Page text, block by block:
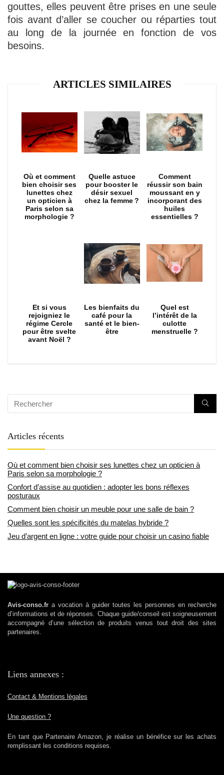
gouttes, elles peuvent être prises en une seule
fois avant d’aller se coucher ou réparties tout
au long de la journée en fonction de vos
besoins.
ARTICLES SIMILAIRES
Où et comment
bien choisir ses
lunettes chez
un opticien à
Paris selon sa
morphologie ?
Quelle astuce
pour booster le
désir sexuel
chez la femme ?
Comment
réussir son bain
moussant en y
incorporant des
huiles
essentielles ?
Et si vous
rejoigniez le
régime Cercle
pour être svelte
avant Noël ?
Les bienfaits du
café pour la
santé et le bien-
être
Quel est
l’intérêt de la
culotte
menstruelle ?
Articles récents
Où et comment bien choisir ses lunettes chez un opticien à
Paris selon sa morphologie ?
Confort d’assise au quotidien : adopter les bons réflexes
posturaux
Comment bien choisir un meuble pour une salle de bain ?
Quelles sont les spécificités du matelas hybride ?
Jeu d’argent en ligne : votre guide pour choisir un casino fiable
Avis-conso.fr a vocation à guider toutes les personnes en recherche
d’informations et de réponses. Chaque guide/conseil est soigneusement
accompagné d’une sélection de produits venus tout droit des sites
partenaires.
Liens annexes :
Contact & Mentions légales
Une question ?
En tant que Partenaire Amazon, je réalise un bénéfice sur les achats
remplissant les conditions requises.